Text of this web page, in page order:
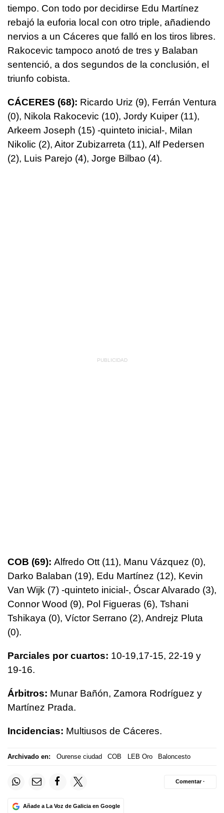
tiempo. Con todo por decidirse Edu Martínez
rebajó la euforia local con otro triple, añadiendo
nervios a un Cáceres que falló en los tiros libres.
Rakocevic tampoco anotó de tres y Balaban
sentenció, a dos segundos de la conclusión, el
triunfo cobista.
CÁCERES (68): Ricardo Uriz (9), Ferrán Ventura
(0), Nikola Rakocevic (10), Jordy Kuiper (11),
Arkeem Joseph (15) -quinteto inicial-, Milan
Nikolic (2), Aitor Zubizarreta (11), Alf Pedersen
(2), Luis Parejo (4), Jorge Bilbao (4).
COB (69): Alfredo Ott (11), Manu Vázquez (0),
Darko Balaban (19), Edu Martínez (12), Kevin
Van Wijk (7) -quinteto inicial-, Óscar Alvarado (3),
Connor Wood (9), Pol Figueras (6), Tshani
Tshikaya (0), Víctor Serrano (2), Andrejz Pluta
(0).
Parciales por cuartos: 10-19,17-15, 22-19 y
19-16.
Árbitros: Munar Bañón, Zamora Rodríguez y
Martínez Prada.
Incidencias: Multiusos de Cáceres.
Archivado en: Ourense ciudad COB LEB Oro Baloncesto
Añade a La Voz de Galicia en Google
Comentar ·